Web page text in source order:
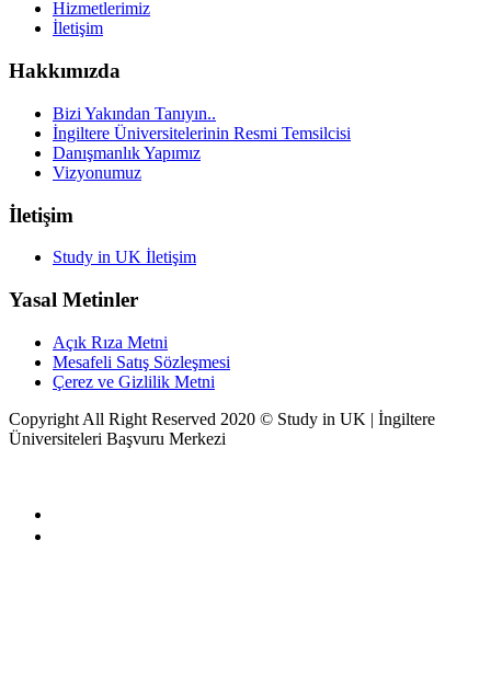
Hizmetlerimiz
İletişim
Hakkımızda
Bizi Yakından Tanıyın..
İngiltere Üniversitelerinin Resmi Temsilcisi
Danışmanlık Yapımız
Vizyonumuz
İletişim
Study in UK İletişim
Yasal Metinler
Açık Rıza Metni
Mesafeli Satış Sözleşmesi
Çerez ve Gizlilik Metni
Copyright All Right Reserved 2020 © Study in UK | İngiltere
Üniversiteleri Başvuru Merkezi